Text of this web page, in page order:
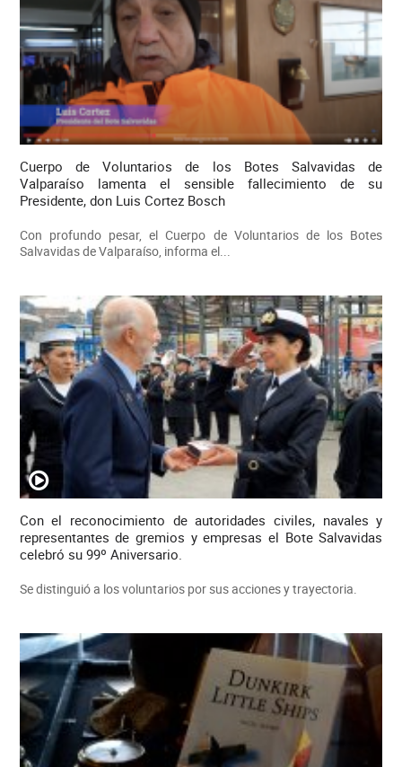
Cuerpo de Voluntarios de los Botes Salvavidas de
Valparaíso lamenta el sensible fallecimiento de su
Presidente, don Luis Cortez Bosch
Con profundo pesar, el Cuerpo de Voluntarios de los Botes
Salvavidas de Valparaíso, informa el...
Con el reconocimiento de autoridades civiles, navales y
representantes de gremios y empresas el Bote Salvavidas
celebró su 99º Aniversario.
Se distinguió a los voluntarios por sus acciones y trayectoria.